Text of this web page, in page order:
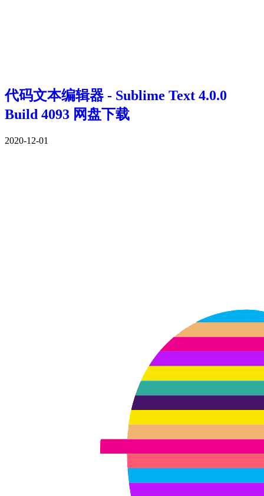
代码文本编辑器 - Sublime Text 4.0.0
Build 4093 网盘下载
2020-12-01